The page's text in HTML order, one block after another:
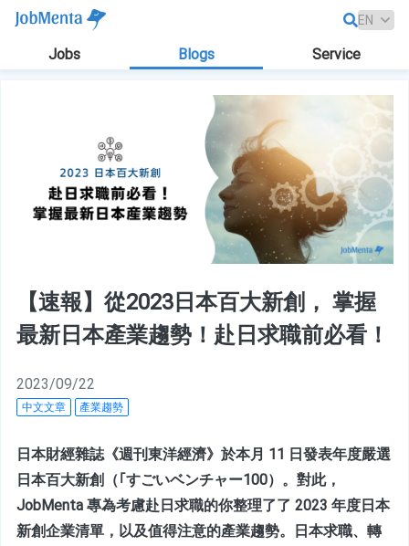
Jobs Blogs Service
【速報】從2023日本百大新創， 掌握
最新日本產業趨勢！赴日求職前必看！
2023/09/22
中文文章 產業趨勢
日本財經雜誌《週刊東洋經濟》於本月 11 日發表年度嚴選
日本百大新創（｢すごいベンチャー100）。對此，
JobMenta 專為考慮赴日求職的你整理了了 2023 年度日本
新創企業清單，以及值得注意的產業趨勢。日本求職、轉